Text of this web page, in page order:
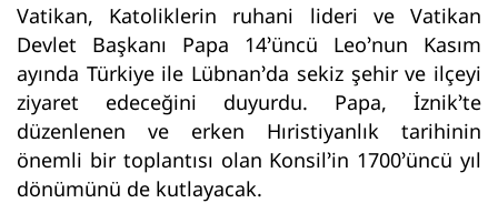
Vatikan, Katoliklerin ruhani lideri ve Vatikan
Devlet Başkanı Papa 14’üncü Leo’nun Kasım
ayında Türkiye ile Lübnan’da sekiz şehir ve ilçeyi
ziyaret edeceğini duyurdu. Papa, İznik’te
düzenlenen ve erken Hıristiyanlık tarihinin
önemli bir toplantısı olan Konsil’in 1700’üncü yıl
dönümünü de kutlayacak.